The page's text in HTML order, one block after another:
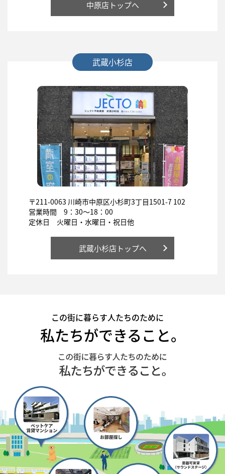
中原店トップへ
武蔵小杉店
〒211-0063 川崎市中原区小杉町3丁目1501-7 102
営業時間 9：30～18：00
定休日 火曜日・水曜日・祝日他
武蔵小杉店トップへ
この街に暮らす人たちのために
私たちができること。